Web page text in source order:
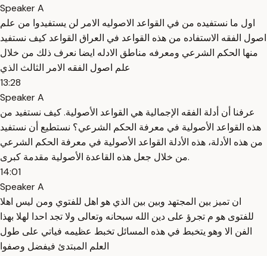
Speaker A
اول ما نستفيده من في القواعد الاصوليه الامر لن يستفيدوا من علم
اصول الفقه الاستفاده من هذه القواعد في العراق القواعد كيف نستفيد
منها الحكم الشرعي ومعرفه مناطق الادله ايضا نعرف ذلك من خلال
علم اصول الفقه الامر الثالث الذي
13:28
Speaker A
عرفنا أن أدلة الفقه الإجمالية هي القواعد الأصولية. كيف نستفيد من
هذه القواعد الأصولية في معرفة الحكم الشرعي؟ نستطيع أن نستفيد
من هذه الأدلة، هذه الأدلة القواعد الأصولية في معرفة الحكم الشرعي
من خلال جعل هذه القاعدة الأصولية مقدمة كبرى.
14:01
Speaker A
ان تميز بين المجتهد وبين بين الذي هو اهل للفتوي ومن ليس اهلا
للفتوى هو م تجرؤ على دين الله سبحانه وتعالى ولا تجد احدا لهلا بهذا
الفن الا وهو يتخبط في هذه المسائل تخبط عظيمه فياتي على طول
العلم المبتدئ فيفضل وصفوا